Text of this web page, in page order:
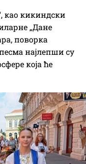
као кикиндски
„Дане
поворка
најлепши су
која ће